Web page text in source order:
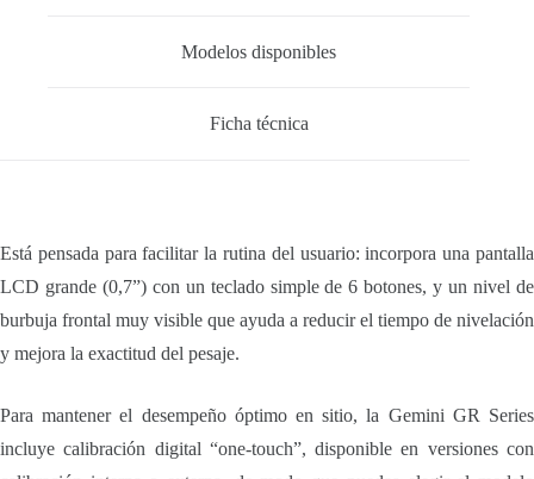
Modelos disponibles
Ficha técnica
Está pensada para facilitar la rutina del usuario: incorpora una pantalla
LCD grande (0,7”) con un teclado simple de 6 botones, y un nivel de
burbuja frontal muy visible que ayuda a reducir el tiempo de nivelación
y mejora la exactitud del pesaje.
Para mantener el desempeño óptimo en sitio, la Gemini GR Series
incluye calibración digital “one-touch”, disponible en versiones con